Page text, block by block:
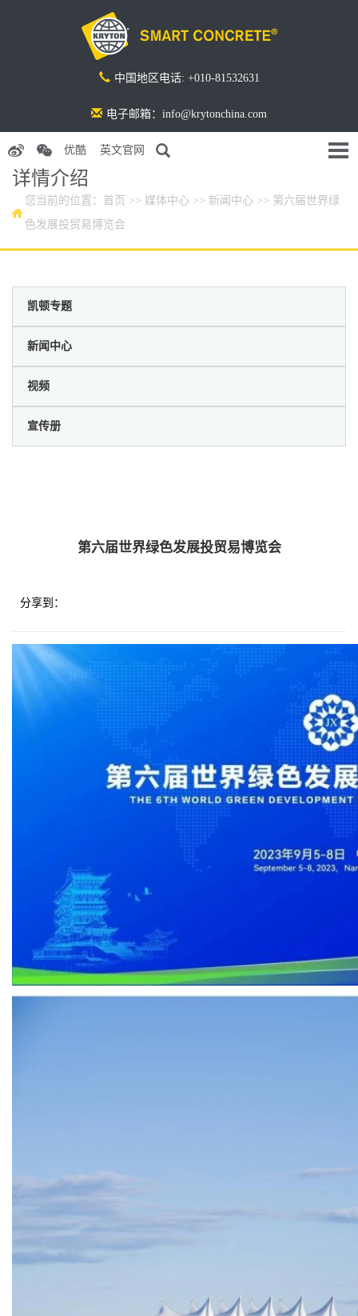
中国地区电话: +010-81532631
电子邮箱：info@krytonchina.com
优酷 英文官网
详情介绍
您当前的位置： 首页 >> 媒体中心 >> 新闻中心 >> 第六届世界绿
色发展投贸易博览会
凯顿专题
新闻中心
视频
宣传册
第六届世界绿色发展投贸易博览会
分享到：